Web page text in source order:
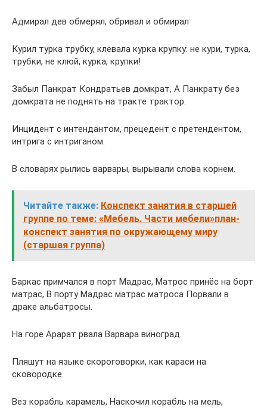
Адмирал дев обмерял, обривал и обмирал
Курил турка трубку, клевала курка крупку: не кури, турка,
трубки, не клюй, курка, крупки!
Забыл Панкрат Кондратьев домкрат, А Панкрату без
домкрата не поднять на тракте трактор.
Инцидент с интендантом, прецедент с претендентом,
интрига с интриганом.
В словарях рылись варвары, вырывали слова корнем.
Читайте также: Конспект занятия в старшей
группе по теме: «Мебель. Части мебели»план-
конспект занятия по окружающему миру
(старшая группа)
Баркас примчался в порт Мадрас, Матрос принёс на борт
матрас, В порту Мадрас матрас матроса Порвали в
драке альбатросы.
На горе Арарат рвала Варвара виноград.
Пляшут на языке скороговорки, как караси на
сковородке.
Вез корабль карамель, Наскочил корабль на мель,